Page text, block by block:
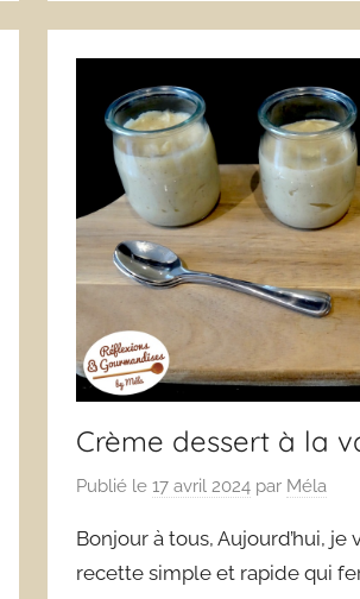
Crème dessert à la
Publié le17 avril 2024 par Méla
Bonjour à tous, Aujourd’hui, je
recette simple et rapide qui